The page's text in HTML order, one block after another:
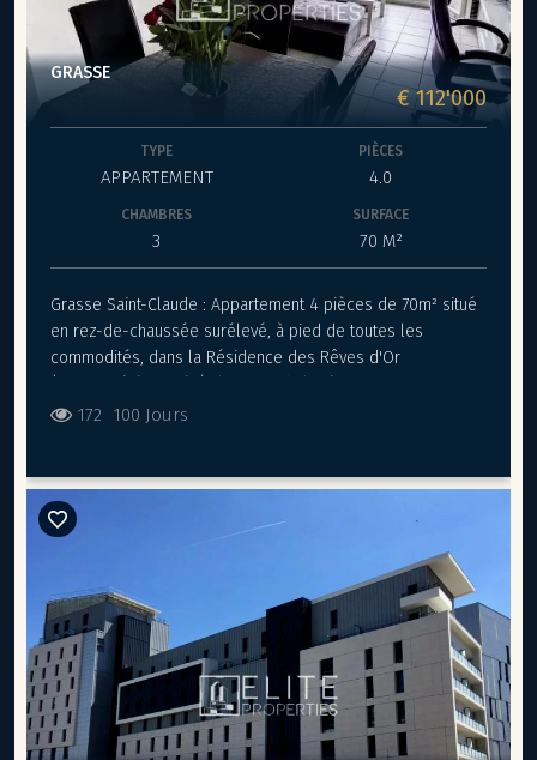
GRASSE
€ 112'000
TYPE
APPARTEMENT
PIÈCES
4.0
CHAMBRES
3
SURFACE
70 M²
Grasse Saint-Claude : Appartement 4 pièces de 70m² situé
en rez-de-chaussée surélevé, à pied de toutes les
commodités, dans la Résidence des Rêves d'Or
(700€ net). Il est composé d'une entrée, séjour donnant sur
calme et proche de toutes commodités (commerces,
écoles, bus). Charges : 195€ par mois (chauffage inclus).
172 100 Jours